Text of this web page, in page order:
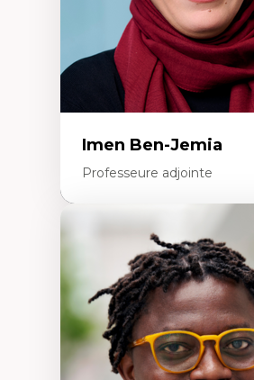
Imen Ben-Jemia
Professeure adjointe
Expertises
Discours sur la ville et
Mosquées, formes et usages
Reconnaissance et
communautés immigrantes
urbain
Design architectural et
Patrimoine et
Études postcoloniales et
savoirs